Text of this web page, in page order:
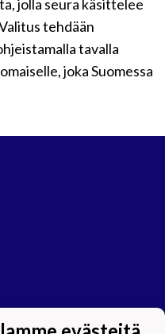
jolla seura käsittelee
tehdään
tavalla
joka Suomessa